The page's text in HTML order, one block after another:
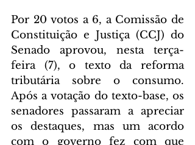
Por 20 votos a 6, a Comissão de
Constituição e Justiça (CCJ) do
Senado aprovou, nesta terça-
feira (7), o texto da reforma
tributária sobre o consumo.
Após a votação do texto-base, os
senadores passaram a apreciar
os destaques, mas um acordo
com o governo fez com que